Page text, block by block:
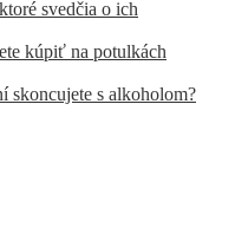
svedčia o ich
kúpiť na potulkách
skoncujete s alkoholom?